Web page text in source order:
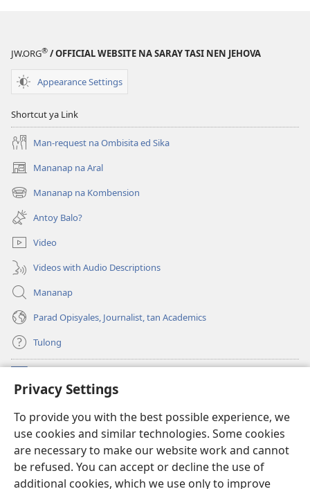
Privacy Settings
To provide you with the best possible experience, we
use cookies and similar technologies. Some cookies
are necessary to make our website work and cannot
be refused. You can accept or decline the use of
additional cookies, which we use only to improve
JW.ORG® / OFFICIAL WEBSITE NA SARAY TASI NEN JEHOVA
Appearance Settings
Shortcut ya Link
Man-request na Ombisita ed Sika
Mananap na Aral
(opens
new
window)
Mananap na Kombension
(opens
new
window)
Antoy Balo?
Video
Videos with Audio Descriptions
Mananap
Parad Opisyales, Journalist, tan Academics
Tulong
(opens
new
Watchtower ONLINE YA LIBRARYA™
(opens
new
window)JW Hub
(opens
new
window)JW Library App